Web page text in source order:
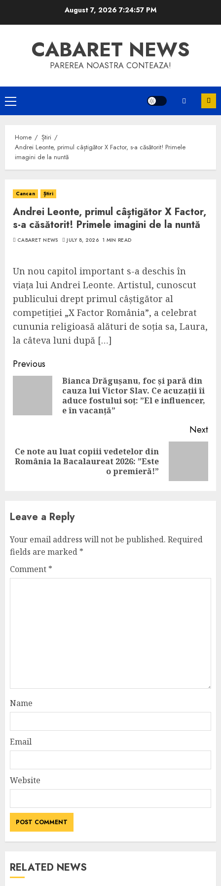
August 7, 2026 7:24:57 PM
CABARET NEWS
PAREREA NOASTRA CONTEAZA!
Primary
Menu
Home
Știri
Andrei Leonte, primul câștigător X Factor, s-a căsătorit! Primele
imagini de la nuntă
Cancan Știri
Andrei Leonte, primul câștigător X Factor,
s-a căsătorit! Primele imagini de la nuntă
CABARET NEWS JULY 8, 2026 1 MIN READ
Un nou capitol important s-a deschis în
viața lui Andrei Leonte. Artistul, cunoscut
publicului drept primul câștigător al
competiției „X Factor România”, a celebrat
cununia religioasă alături de soția sa, Laura,
la câteva luni după […]
Continue
Reading
Previous
Bianca Drăgușanu, foc și pară din
cauza lui Victor Slav. Ce acuzații îi
aduce fostului soț: ”El e influencer,
e în vacanță”
Next
Next
Ce note au luat copiii vedetelor din
România la Bacalaureat 2026: ”Este
o premieră!”
Leave a Reply
Your email address will not be published. Required
fields are marked *
Comment *
Name
Email
Website
RELATED NEWS